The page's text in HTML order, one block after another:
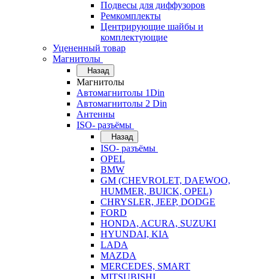
Подвесы для диффузоров
Ремкомплекты
Центрирующие шайбы и
комплектующие
Уцененный товар
Магнитолы
Назад
Магнитолы
Автомагнитолы 1Din
Автомагнитолы 2 Din
Антенны
ISO- разъёмы
Назад
ISO- разъёмы
OPEL
BMW
GM (CHEVROLET, DAEWOO,
HUMMER, BUICK, OPEL)
CHRYSLER, JEEP, DODGE
FORD
HONDA, ACURA, SUZUKI
HYUNDAI, KIA
LADA
MAZDA
MERCEDES, SMART
MITSUBISHI